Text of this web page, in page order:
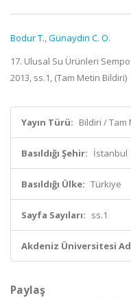
Bodur T.,Günaydın C. O.
17. Ulusal Su Ürünleri
2013, ss.1, (Tam Metin Bildiri)
Yayın Türü: Bildiri / Tam
Basıldığı Şehir: İstanbul
Basıldığı Ülke: Türkiye
Sayfa Sayıları: ss.1
Akdeniz Üniversitesi
Paylaş